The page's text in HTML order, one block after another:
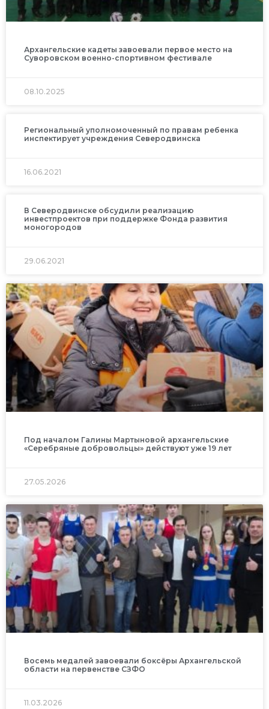
Архангельские кадеты завоевали первое место на
Суворовском военно-спортивном фестивале
08.10.2025
Региональный уполномоченный по правам ребенка
инспектирует учреждения Северодвинска
16.06.2021
В Северодвинске обсудили реализацию
инвестпроектов при поддержке Фонда развития
моногородов
29.06.2021
Под началом Галины Мартыновой архангельские
«Серебряные добровольцы» действуют уже 19 лет
27.05.2026
Восемь медалей завоевали боксёры Архангельской
области на первенстве СЗФО
11.03.2026